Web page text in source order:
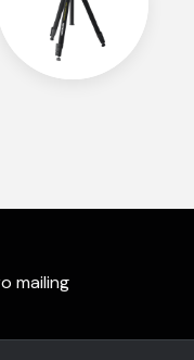
mailing